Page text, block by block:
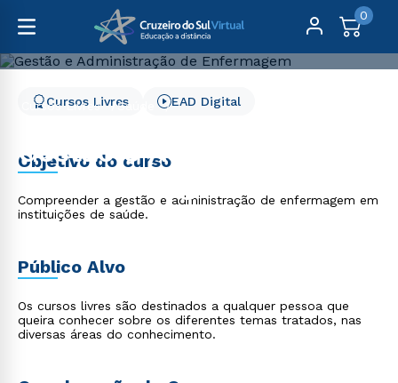
0
Cursos Livres
Saúde
Gestão e Administração
de Enfermagem
Cursos Livres EAD Digital
Objetivo do curso
Compreender a gestão e administração de enfermagem em
instituições de saúde.
Público Alvo
Os cursos livres são destinados a qualquer pessoa que
queira conhecer sobre os diferentes temas tratados, nas
diversas áreas do conhecimento.